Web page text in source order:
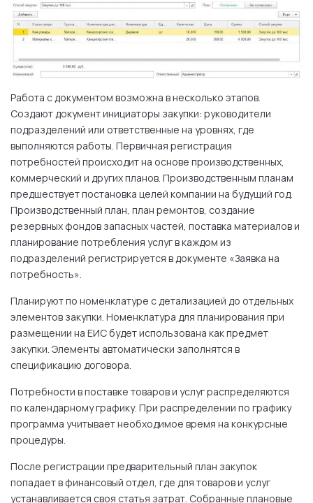
Работа с документом возможна в несколько этапов.
Создают документ инициаторы закупки: руководители
подразделений или ответственные на уровнях, где
выполняются работы. Первичная регистрация
потребностей происходит на основе производственных,
коммерческий и других планов. Производственным планам
предшествует постановка целей компании на будущий год.
Производственный план, план ремонтов, создание
резервных фондов запасных частей, поставка материалов и
планирование потребления услуг в каждом из
подразделений регистрируется в документе «Заявка на
потребность».
Планируют по номенклатуре с детализацией до отдельных
элементов закупки. Номенклатура для планирования при
размещении на ЕИС будет использована как предмет
закупки. Элементы автоматически заполнятся в
спецификацию договора.
Потребности в поставке товаров и услуг распределяются
по календарному графику. При распределении по графику
программа учитывает необходимое время на конкурсные
процедуры.
После регистрации предварительный план закупок
попадает в финансовый отдел, где для товаров и услуг
устанавливается своя статья затрат. Собранные плановые